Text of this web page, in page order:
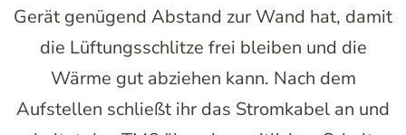
Gerät genügend Abstand zur Wand hat, damit
die Lüftungsschlitze frei bleiben und die
Wärme gut abziehen kann. Nach dem
Aufstellen schließt ihr das Stromkabel an und